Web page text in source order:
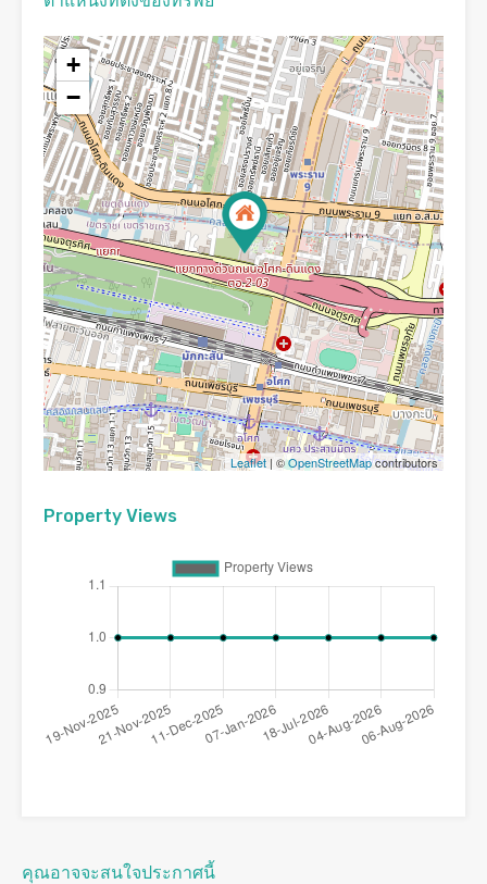
+
−
Leaflet | ©OpenStreetMapcontributors
Property Views
คุณอาจจะสนใจประกาศนี้